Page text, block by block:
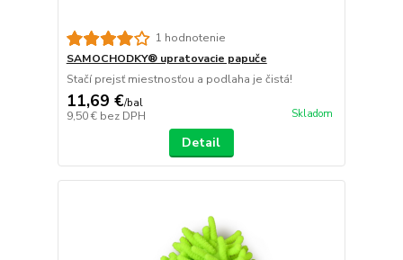
1 hodnotenie
SAMOCHODKY® upratovacie papuče
Stačí prejsť miestnosťou a podlaha je čistá!
11,69 €/bal
9,50 € bez DPH Skladom
Detail